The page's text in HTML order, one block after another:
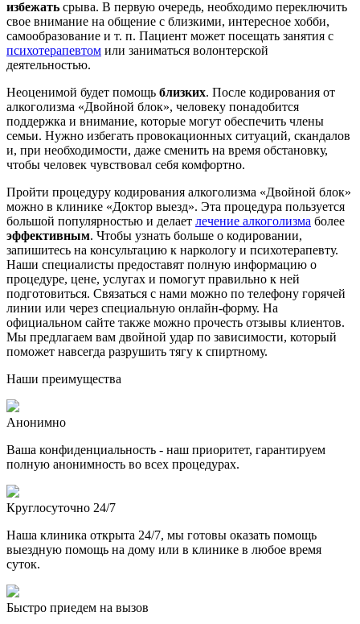
избежать срыва. В первую очередь, необходимо переключить
свое внимание на общение с близкими, интересное хобби,
самообразование и т. п. Пациент может посещать занятия с
психотерапевтом или заниматься волонтерской
деятельностью.
Неоценимой будет помощь близких. После кодирования от
алкоголизма «Двойной блок», человеку понадобится
поддержка и внимание, которые могут обеспечить члены
семьи. Нужно избегать провокационных ситуаций, скандалов
и, при необходимости, даже сменить на время обстановку,
чтобы человек чувствовал себя комфортно.
Пройти процедуру кодирования алкоголизма «Двойной блок»
можно в клинике «Доктор выезд». Эта процедура пользуется
большой популярностью и делает лечение алкоголизма более
эффективным. Чтобы узнать больше о кодировании,
запишитесь на консультацию к наркологу и психотерапевту.
Наши специалисты предоставят полную информацию о
процедуре, цене, услугах и помогут правильно к ней
подготовиться. Связаться с нами можно по телефону горячей
линии или через специальную онлайн-форму. На
официальном сайте также можно прочесть отзывы клиентов.
Мы предлагаем вам двойной удар по зависимости, который
поможет навсегда разрушить тягу к спиртному.
Наши преимущества
Анонимно
Ваша конфиденциальность - наш приоритет, гарантируем
полную анонимность во всех процедурах.
Круглосуточно 24/7
Наша клиника открыта 24/7, мы готовы оказать помощь
выездную помощь на дому или в клинике в любое время
суток.
Быстро приедем на вызов